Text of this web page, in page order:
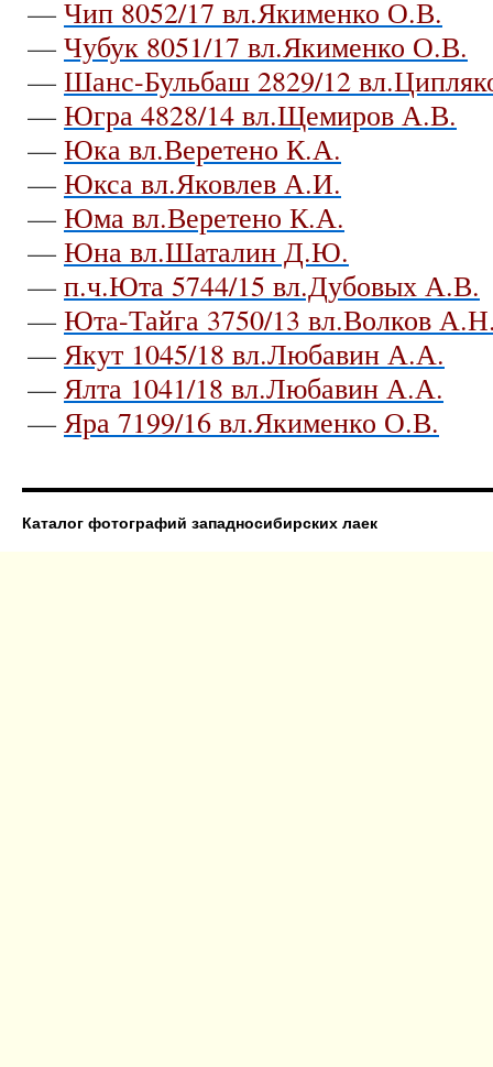
— Чип 8052/17 вл.Якименко О.В.
— Чубук 8051/17 вл.Якименко О.В.
— Шанс-Бульбаш 2829/12
— Югра 4828/14 вл.Щемиров А.В.
— Юка вл.Веретено К.А.
— Юкса вл.Яковлев А.И.
— Юма вл.Веретено К.А.
— Юна вл.Шаталин Д.Ю.
— п.ч.Юта 5744/15 вл.Дубовых А.В.
— Юта-Тайга 3750/13 вл.Волков
— Якут 1045/18 вл.Любавин А.А.
— Ялта 1041/18 вл.Любавин А.А.
— Яра 7199/16 вл.Якименко О.В.
Каталог фотографий западносибирских лаек